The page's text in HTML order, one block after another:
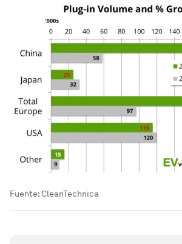
Fuente: CleanTechnica